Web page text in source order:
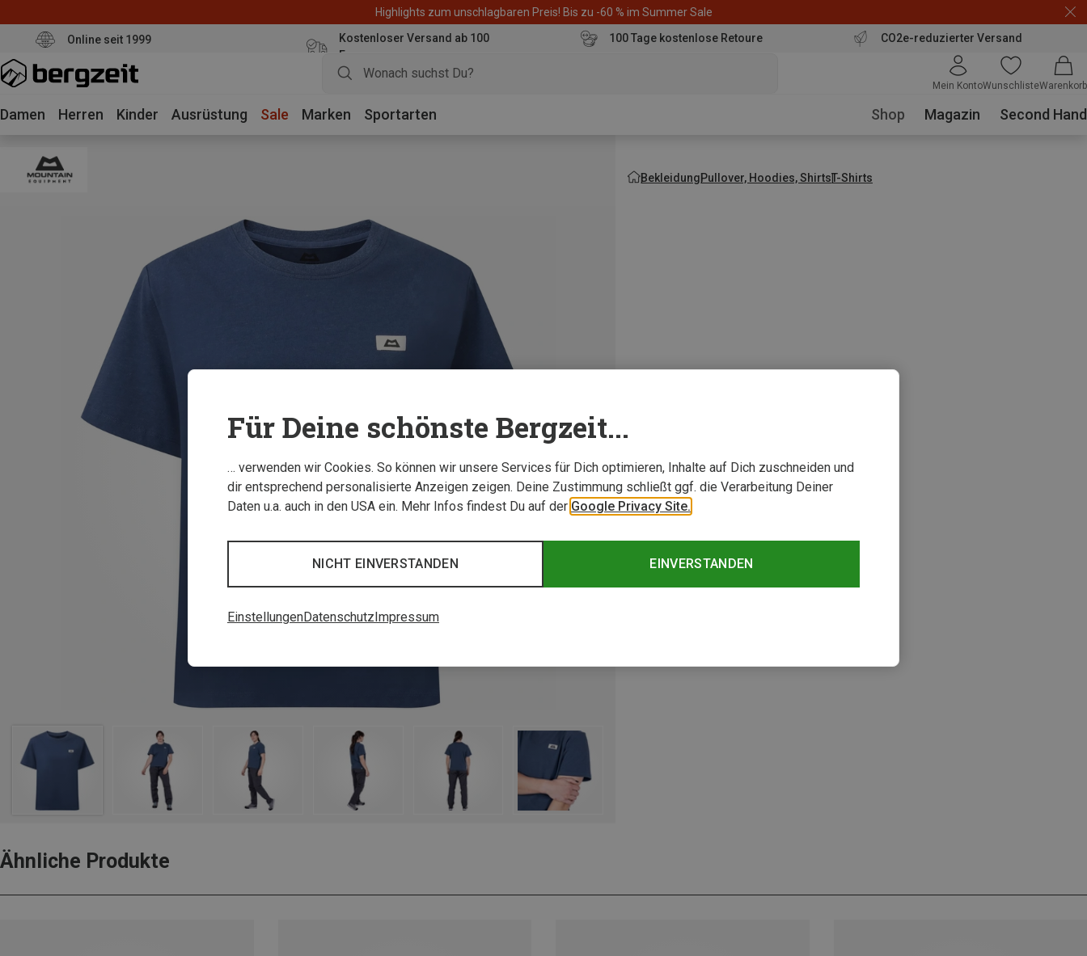
Highlights zum unschlagbaren Preis! Bis zu -60 % im Summer Sale
Online seit 1999
Kostenloser Versand ab 100
Euro
100 Tage kostenlose Retoure CO2e-reduzierter Versand
Mein KontoWunschlisteWarenkorb
Damen Herren Kinder Ausrüstung Sale Marken Sportarten Shop Magazin Second Hand
BekleidungPullover, Hoodies, ShirtsT-Shirts
Ähnliche Produkte
Für Deine schönste Bergzeit...
… verwenden wir Cookies. So können wir unsere Services für Dich optimieren, Inhalte auf Dich zuschneiden und
dir entsprechend personalisierte Anzeigen zeigen. Deine Zustimmung schließt ggf. die Verarbeitung Deiner
Daten u.a. auch in den USA ein. Mehr Infos findest Du auf der Google Privacy Site.
EINVERSTANDEN
NICHT EINVERSTANDEN
EinstellungenDatenschutz Impressum